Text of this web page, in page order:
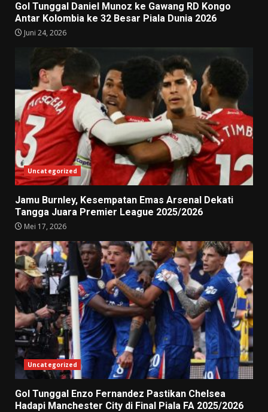
Gol Tunggal Daniel Munoz ke Gawang RD Kongo
Antar Kolombia ke 32 Besar Piala Dunia 2026
Juni 24, 2026
Uncategorized
Jamu Burnley, Kesempatan Emas Arsenal Dekati
Tangga Juara Premier League 2025/2026
Mei 17, 2026
Uncategorized
Gol Tunggal Enzo Fernandez Pastikan Chelsea
Hadapi Manchester City di Final Piala FA 2025/2026